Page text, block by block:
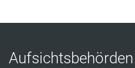
Aufsichtsbehörden